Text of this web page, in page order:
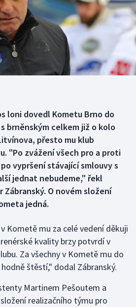
loni dovedl Kometu Brno do
brněnským celkem již o kolo
přesto mu klub
"Po zvážení všech pro a proti
vypršení stávající smlouvy s
jednat nebudeme," řekl
O novém složení
jedná.
Kometě mu za celé vedení děkuji
kvality brzy potvrdí v
Za všechny v Kometě mu do
štěstí," dodal Zábranský.
Martinem Pešoutem a
realizačního týmu pro